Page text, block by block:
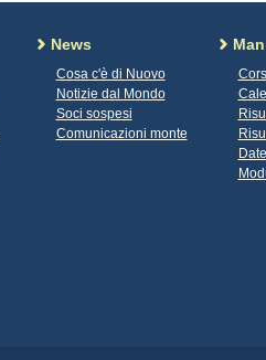
News
Cosa c'è di Nuovo
Notizie dal Mondo
Soci sospesi
Comunicazioni monte